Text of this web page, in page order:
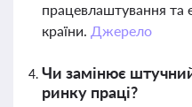
працевлаштування та
країни. Джерело
Чи замінює
ринку праці?